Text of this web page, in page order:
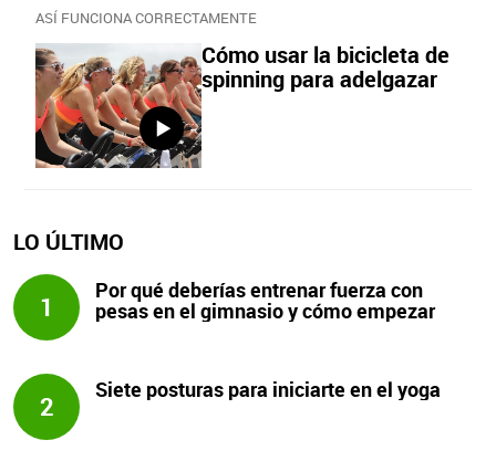
ASÍ FUNCIONA CORRECTAMENTE
Cómo usar la bicicleta de
spinning para adelgazar
LO ÚLTIMO
1
Por qué deberías entrenar fuerza con
pesas en el gimnasio y cómo empezar
2
Siete posturas para iniciarte en el yoga